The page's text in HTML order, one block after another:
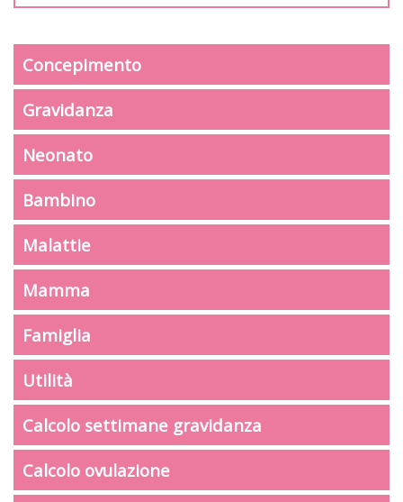
Concepimento
Gravidanza
Neonato
Bambino
Malattie
Mamma
Famiglia
Utilità
Calcolo settimane gravidanza
Calcolo ovulazione